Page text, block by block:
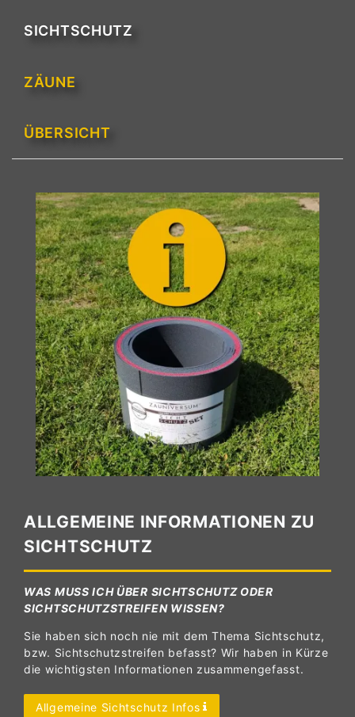
SICHTSCHUTZ
ZÄUNE
ÜBERSICHT
ALLGEMEINE INFORMATIONEN ZU
SICHTSCHUTZ
WAS MUSS ICH ÜBER SICHTSCHUTZ ODER
SICHTSCHUTZSTREIFEN WISSEN?
Sie haben sich noch nie mit dem Thema Sichtschutz,
bzw. Sichtschutzstreifen befasst? Wir haben in Kürze
die wichtigsten Informationen zusammengefasst.
Allgemeine Sichtschutz Infos